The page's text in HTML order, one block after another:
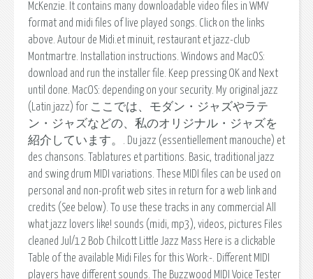
McKenzie. It contains many downloadable video files in WMV
format and midi files of live played songs. Click on the links
above. Autour de Midi.et minuit, restaurant et jazz-club
Montmartre. Installation instructions. Windows and MacOS:
download and run the installer file. Keep pressing OK and Next
until done. MacOS: depending on your security. My original jazz
(Latin jazz) for ここでは、モダン・ジャズやラテ
ン・ジャズなどの、私のオリジナル・ジャズを
紹介しています。. Du jazz (essentiellement manouche) et
des chansons. Tablatures et partitions. Basic, traditional jazz
and swing drum MIDI variations. These MIDI files can be used on
personal and non-profit web sites in return for a web link and
credits (See below). To use these tracks in any commercial All
what jazz lovers like! sounds (midi, mp3), videos, pictures Files
cleaned Jul/12 Bob Chilcott Little Jazz Mass Here is a clickable
Table of the available Midi Files for this Work:-. Different MIDI
players have different sounds. The Buzzwood MIDI Voice Tester